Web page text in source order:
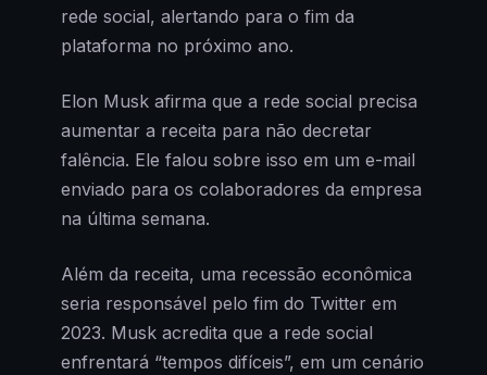
rede social, alertando para o fim da
plataforma no próximo ano.
Elon Musk afirma que a rede social precisa
aumentar a receita para não decretar
falência. Ele falou sobre isso em um e-mail
enviado para os colaboradores da empresa
na última semana.
Além da receita, uma recessão econômica
seria responsável pelo fim do Twitter em
2023. Musk acredita que a rede social
enfrentará “tempos difíceis”, em um cenário